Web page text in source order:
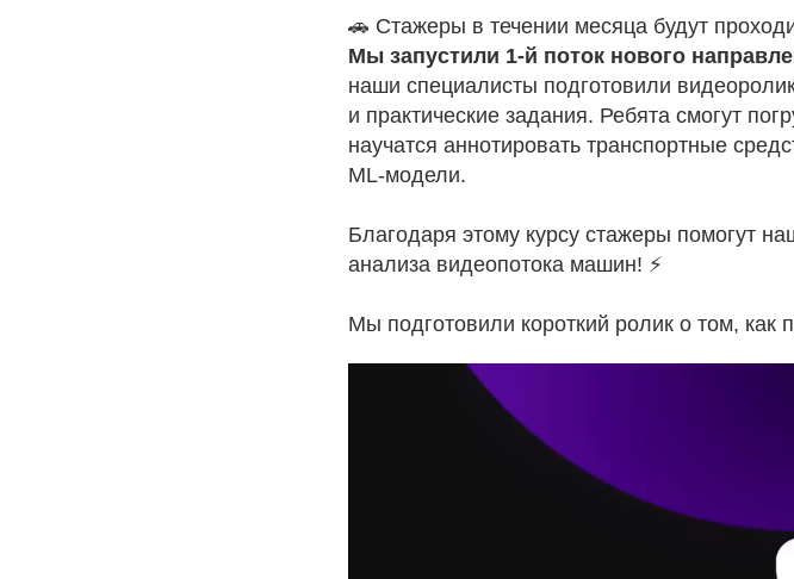
🚗 Стажеры в течении месяца будут
Мы запустили 1‑й поток нового
наши специалисты подготовили
и практические задания. Ребята смогут
научатся аннотировать транспортные
ML‑модели.
Благодаря этому курсу стажеры помогут
анализа видеопотока машин! ⚡️
Мы подготовили короткий ролик о том,